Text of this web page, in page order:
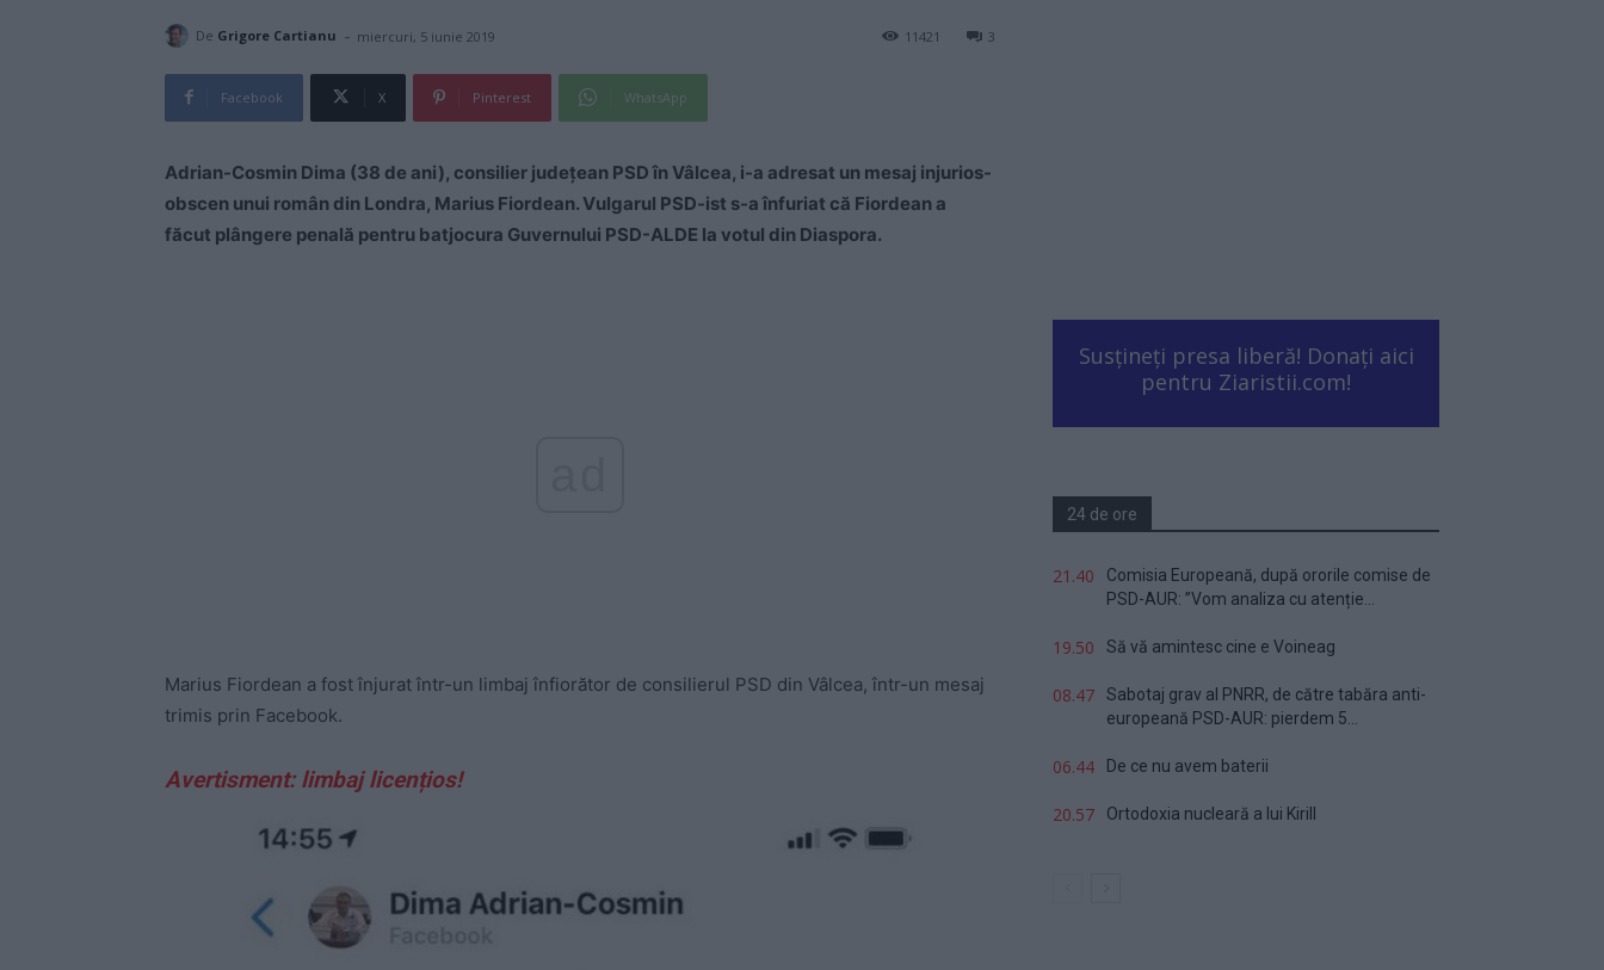
De Grigore Cartianu - miercuri, 5 iunie 2019 3
11421
Facebook X Pinterest WhatsApp
Adrian-Cosmin Dima (38 de ani), consilier județean PSD în Vâlcea, i-a adresat un mesaj injurios-
obscen unui român din Londra, Marius Fiordean. Vulgarul PSD-ist s-a înfuriat că Fiordean a
făcut plângere penală pentru batjocura Guvernului PSD-ALDE la votul din Diaspora.
Marius Fiordean a fost înjurat într-un limbaj înfiorător de consilierul PSD din Vâlcea, într-un mesaj
trimis prin Facebook.
Avertisment: limbaj licențios!
Susțineți presa liberă! Donați aici
pentru Ziaristii.com!
24 de ore
21.40
Comisia Europeană, după ororile comise de
PSD-AUR: ”Vom analiza cu atenție...
19.50 Să vă amintesc cine e Voineag
08.47
Sabotaj grav al PNRR, de către tabăra anti-
europeană PSD-AUR: pierdem 5...
06.44 De ce nu avem baterii
20.57 Ortodoxia nucleară a lui Kirill